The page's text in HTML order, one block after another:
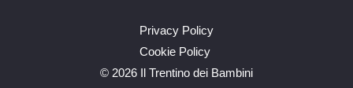
© 2026 Il Trentino dei Bambini
Privacy Policy
Cookie Policy